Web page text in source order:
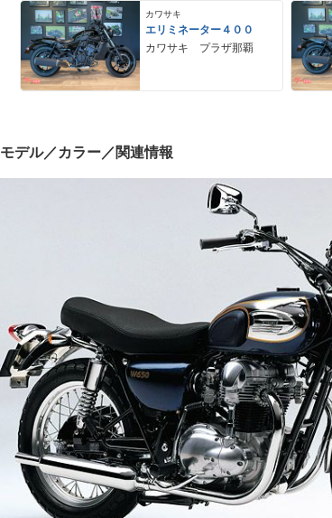
カワサキ
エリミネーター４００
カワサキ プラザ那覇
モデル／カラー／関連情報